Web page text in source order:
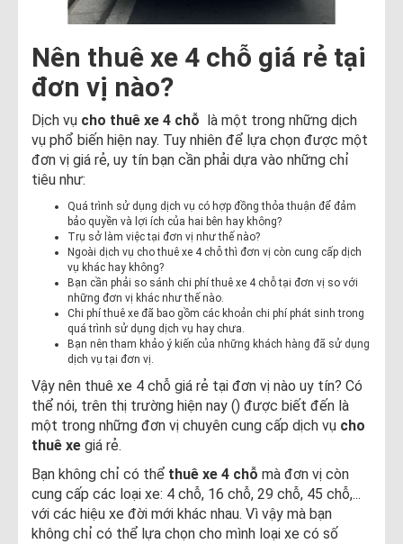
Nên thuê xe 4 chỗ giá rẻ tại
đơn vị nào?
Dịch vụ cho thuê xe 4 chỗ là một trong những dịch
vụ phổ biến hiện nay. Tuy nhiên để lựa chọn được một
đơn vị giá rẻ, uy tín bạn cần phải dựa vào những chỉ
tiêu như:
Quá trình sử dụng dịch vụ có hợp đồng thỏa thuận để đảm
bảo quyền và lợi ích của hai bên hay không?
Trụ sở làm việc tại đơn vị như thế nào?
Ngoài dịch vụ cho thuê xe 4 chỗ thì đơn vị còn cung cấp dịch
vụ khác hay không?
Bạn cần phải so sánh chi phí thuê xe 4 chỗ tại đơn vị so với
những đơn vị khác như thế nào.
Chi phí thuê xe đã bao gồm các khoản chi phí phát sinh trong
quá trình sử dụng dịch vụ hay chưa.
Bạn nên tham khảo ý kiến của những khách hàng đã sử dụng
dịch vụ tại đơn vị.
Vậy nên thuê xe 4 chỗ giá rẻ tại đơn vị nào uy tín? Có
thể nói, trên thị trường hiện nay () được biết đến là
một trong những đơn vị chuyên cung cấp dịch vụ cho
thuê xe giá rẻ.
Bạn không chỉ có thể thuê xe 4 chỗ mà đơn vị còn
cung cấp các loại xe: 4 chỗ, 16 chỗ, 29 chỗ, 45 chỗ,...
với các hiệu xe đời mới khác nhau. Vì vậy mà bạn
không chỉ có thể lựa chọn cho mình loại xe có số